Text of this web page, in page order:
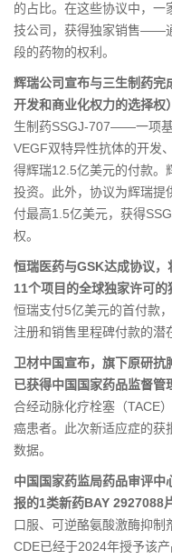
的占比。在这些协议中，一
技公司，获得独家销售——
段的药物的权利。
辉瑞公司宣布与三生制药完
开发和商业化权力的选择权
生制药SSGJ-707——一项
VEGF双特异性抗体的开发
得辉瑞12.5亿美元的付款。
投资。此外，协议为辉瑞提
付最高1.5亿美元，获得
权。
恒瑞医药与GSK达成协议
11个项目的全球独家许可的
恒瑞支付5亿美元的首付款
注册和销售里程碑付款的潜
卫材中国宣布，旗下原研抗
已获得中国国家药品监督管
合经动脉化疗栓塞（TACE
癌患者。此次新适应症的获
数据。
中国国家药监局药品审评
报的1类新药BAY 2927088
口服、可逆酪氨酸激酶抑
CDE已经于2024年授予该